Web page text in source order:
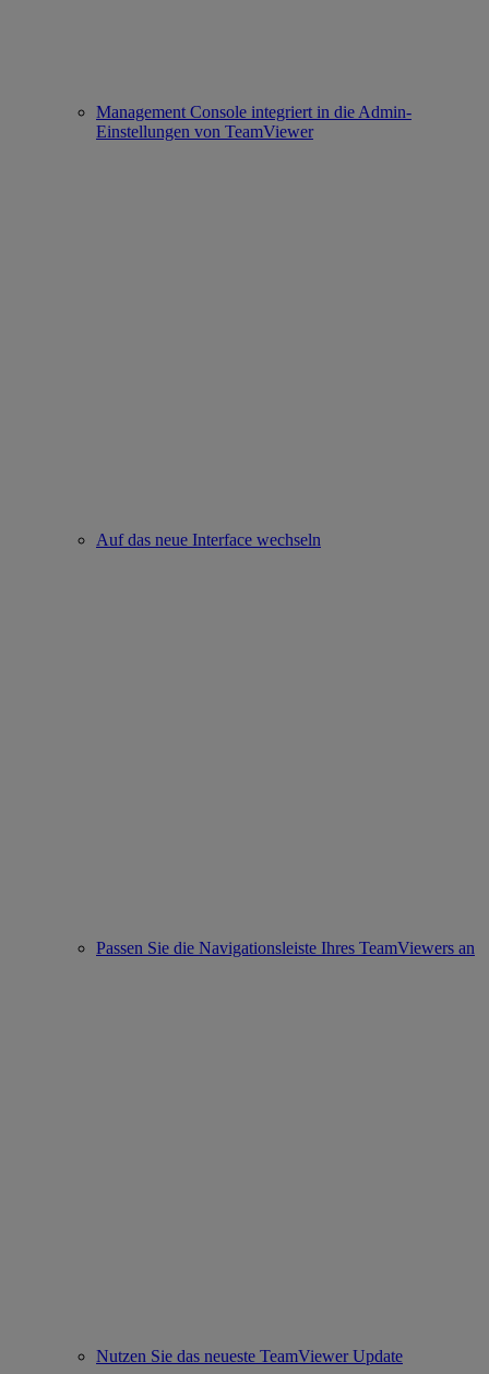
Management Console integriert in die Admin-
Einstellungen von TeamViewer
Auf das neue Interface wechseln
Passen Sie die Navigationsleiste Ihres TeamViewers an
Nutzen Sie das neueste TeamViewer Update